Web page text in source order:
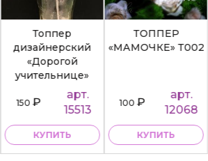
Топпер
дизайнерский
«Дорогой
учительнице»
150₽
арт.
15513
КУПИТЬ
ТОППЕР
«МАМОЧКЕ» Т002
100₽
арт.
12068
КУПИТЬ